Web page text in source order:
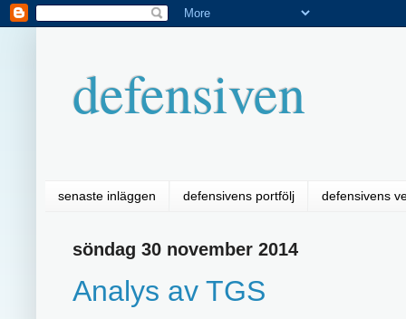
defensiven
senaste inläggen defensivens portfölj defensivens
söndag 30 november 2014
Analys av TGS